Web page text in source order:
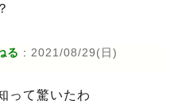
る : 2021/08/29(日)
って驚いたわ